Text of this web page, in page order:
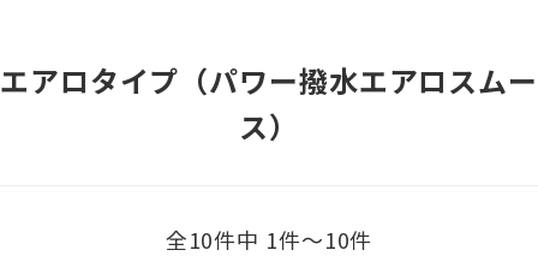
エアロタイプ（パワー撥水エアロスムー
ス）
全10件中 1件～10件